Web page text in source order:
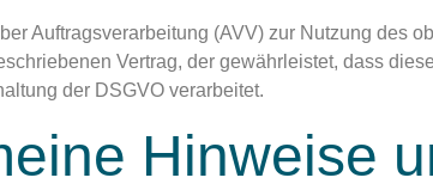
Auftragsverarbeitung (AVV) zur Nutzung des
Vertrag, der gewährleistet, dass
der DSGVO verarbeitet.
Hinweise